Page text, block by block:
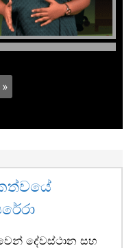
»
දේවස්ථාන සහ